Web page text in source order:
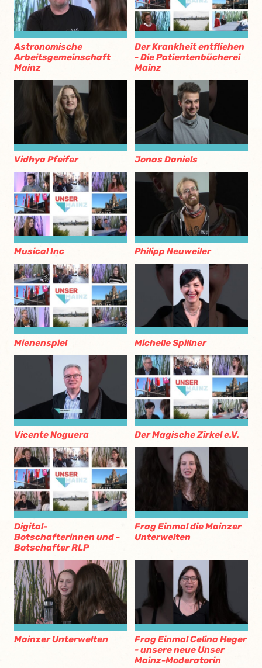
Astronomische
Arbeitsgemeinschaft
Mainz
Der Krankheit entfliehen
- Die Patientenbücherei
Mainz
Vidhya Pfeifer Jonas Daniels
Musical Inc Philipp Neuweiler
Mienenspiel Michelle Spillner
Vicente Noguera Der Magische Zirkel e.V.
Digital-
Botschafterinnen und -
Botschafter RLP
Frag Einmal die Mainzer
Unterwelten
Mainzer Unterwelten
Frag Einmal Celina Heger
- unsere neue Unser
Mainz-Moderatorin